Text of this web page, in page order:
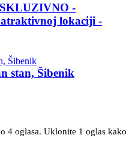
-
atraktivnoj lokaciji -
stan, Šibenik
4 oglasa. Uklonite 1 oglas kako